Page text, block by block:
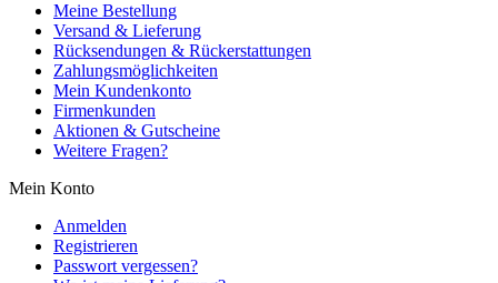
Meine Bestellung
Versand & Lieferung
Rücksendungen & Rückerstattungen
Zahlungsmöglichkeiten
Mein Kundenkonto
Firmenkunden
Aktionen & Gutscheine
Weitere Fragen?
Mein Konto
Anmelden
Registrieren
Passwort vergessen?